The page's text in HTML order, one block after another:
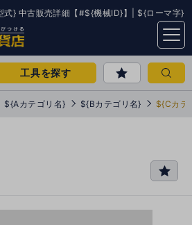
} 中古販売詳細【#${機械ID}】| ${ローマ字}
menu
工具を探す
${Aカテゴリ名} ${Bカテゴリ名} ${Cカテ
favo